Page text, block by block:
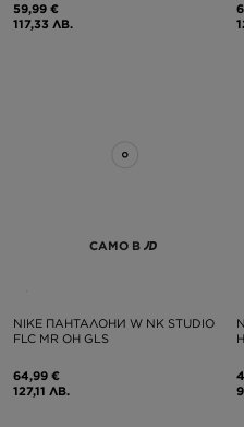
59,99 €
117,33 ЛВ.
САМО В
NIKE ПАНТАЛОНИ W NK STUDIO
FLC MR OH GLS
64,99 €
127,11 ЛВ.